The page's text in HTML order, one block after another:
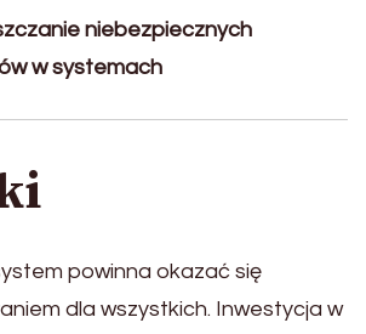
niebezpiecznych
w systemach
powinna okazać się
dla wszystkich. Inwestycja w